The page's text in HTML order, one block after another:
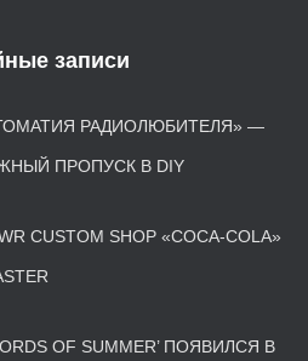
записи
РАДИОЛЮБИТЕЛЯ» —
ПРОПУСК В DIY
CUSTOM SHOP «COCA-COLA»
OF SUMMER’ ПОЯВИЛСЯ В